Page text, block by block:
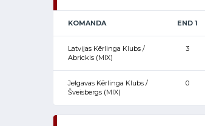
KOMANDA END 1
Latvijas Kērlinga Klubs /
Abrickis (MIX)
3
Jelgavas Kērlinga Klubs /
Šveisbergs (MIX)
0